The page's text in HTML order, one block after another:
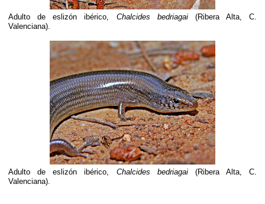
Adulto de eslizón ibérico, Chalcides bedriagai
(Ribera Alta, C.
Valenciana).
Adulto de eslizón ibérico, Chalcides bedriagai(Ribera Alta, C.
Valenciana).